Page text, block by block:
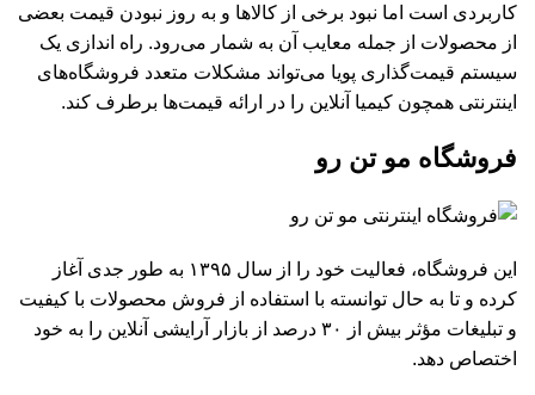
کاربردی است اما نبود برخی از کالاها و به روز نبودن قیمت بعضی
از محصولات از جمله معایب آن به شمار می‌رود. راه اندازی یک
سیستم قیمت‌گذاری پویا می‌تواند مشکلات متعدد فروشگاه‌های
اینترنتی همچون کیمیا آنلاین را در ارائه قیمت‌ها برطرف کند.
فروشگاه مو تن رو
این فروشگاه، فعالیت خود را از سال ۱۳۹۵ به طور جدی آغاز
کرده و تا به حال توانسته با استفاده از فروش محصولات با کیفیت
و تبلیغات مؤثر بیش از ۳۰ درصد از بازار آرایشی آنلاین را به خود
اختصاص دهد.